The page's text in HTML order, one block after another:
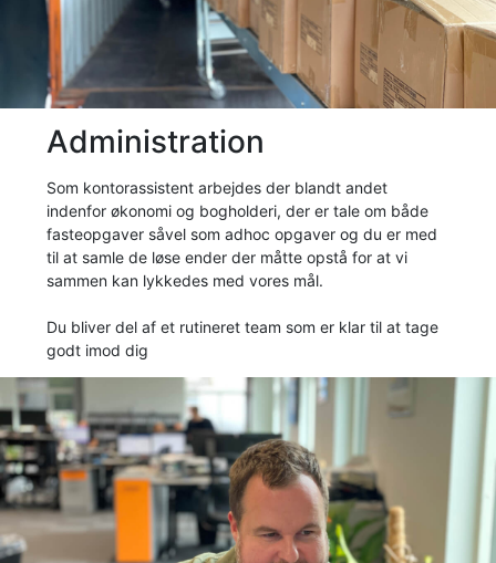
Administration
Som kontorassistent arbejdes der blandt andet
indenfor økonomi og bogholderi, der er tale om både
fasteopgaver såvel som adhoc opgaver og du er med
til at samle de løse ender der måtte opstå for at vi
sammen kan lykkedes med vores mål.
Du bliver del af et rutineret team som er klar til at tage
godt imod dig